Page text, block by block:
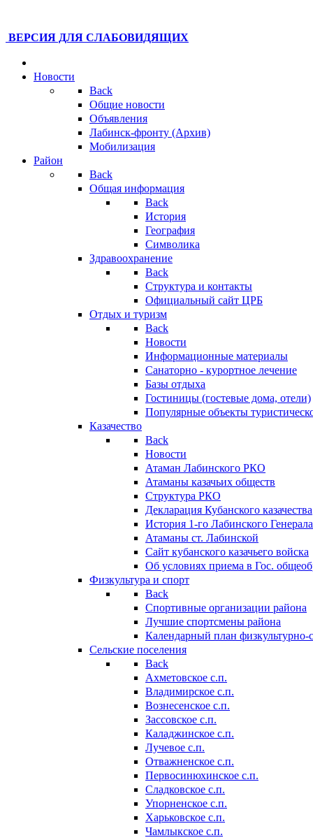
ВЕРСИЯ ДЛЯ СЛАБОВИДЯЩИХ
Новости
Back
Общие новости
Объявления
Лабинск-фронту (Архив)
Мобилизация
Район
Back
Общая информация
Back
История
География
Символика
Здравоохранение
Back
Структура и контакты
Официальный сайт ЦРБ
Отдых и туризм
Back
Новости
Информационные материалы
Санаторно - курортное лечение
Базы отдыха
Гостиницы (гостевые дома, отели)
Популярные объекты
Казачество
Back
Новости
Атаман Лабинского РКО
Атаманы казачьих обществ
Структура РКО
Декларация Кубанского казачества
История 1-го Лабинского
Атаманы ст. Лабинской
Cайт кубанского казачьего войска
Об условиях приема в Гос.
Физкультура и спорт
Back
Спортивные организации района
Лучшие спортсмены района
Календарный план
Сельские поселения
Back
Ахметовское с.п.
Владимирское с.п.
Вознесенское с.п.
Зассовское с.п.
Каладжинское с.п.
Лучевое с.п.
Отважненское с.п.
Первосинюхинское с.п.
Сладковское с.п.
Упорненское с.п.
Харьковское с.п.
Чамлыкское с.п.